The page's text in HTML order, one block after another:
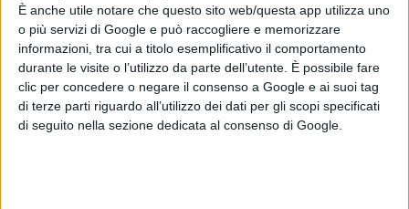
È anche utile notare che questo sito web/questa app utilizza uno
o più servizi di Google e può raccogliere e memorizzare
informazioni, tra cui a titolo esemplificativo il comportamento
durante le visite o l’utilizzo da parte dell’utente. È possibile fare
clic per concedere o negare il consenso a Google e ai suoi tag
di terze parti riguardo all’utilizzo dei dati per gli scopi specificati
di seguito nella sezione dedicata al consenso di Google.
il futuro dell'agricoltura
ATTUALITÀ